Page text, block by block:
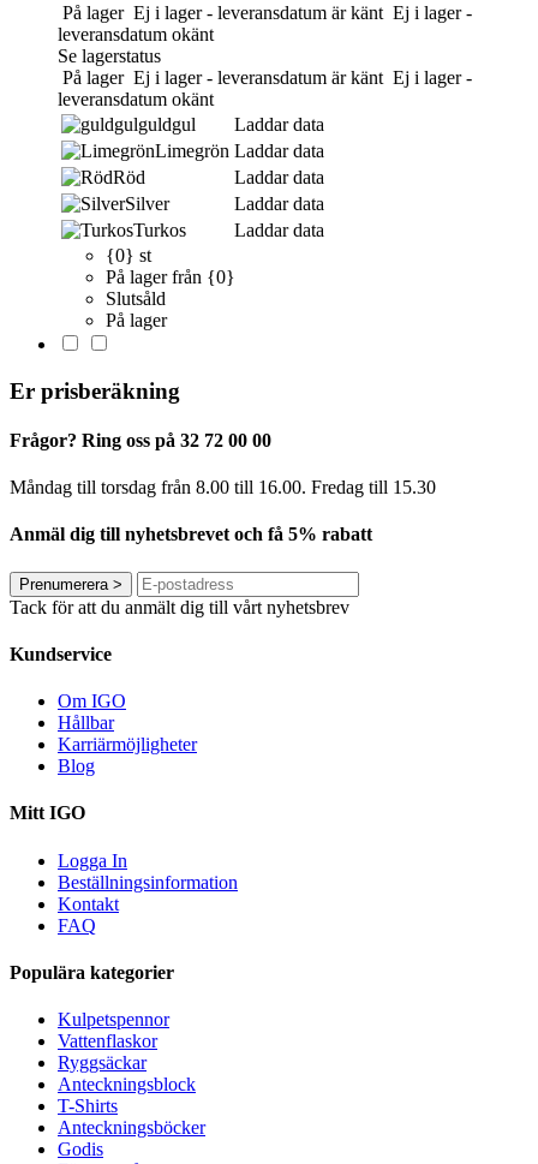
På lager Ej i lager - leveransdatum är känt Ej i lager -
leveransdatum okänt
Se lagerstatus
På lager Ej i lager - leveransdatum är känt Ej i lager -
leveransdatum okänt
guldgul
Laddar data
Limegrön Laddar data
Röd
Laddar data
Silver
Laddar data
Turkos
Laddar data
{0} st
På lager från {0}
Slutsåld
På lager
Er prisberäkning
Frågor? Ring oss på 32 72 00 00
Måndag till torsdag från 8.00 till 16.00. Fredag ​​till 15.30
Anmäl dig till nyhetsbrevet och få 5% rabatt
Prenumerera >
Tack för att du anmält dig till vårt nyhetsbrev
Kundservice
Om IGO
Hållbar
Karriärmöjligheter
Blog
Mitt IGO
Logga In
Beställningsinformation
Kontakt
FAQ
Populära kategorier
Kulpetspennor
Vattenflaskor
Ryggsäckar
Anteckningsblock
T-Shirts
Anteckningsböcker
Godis